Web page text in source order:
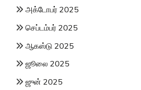
அக்டோபர் 2025
செப்டம்பர் 2025
ஆகஸ்டு 2025
ஜூலை 2025
ஜுன் 2025